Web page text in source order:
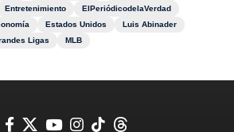
Entretenimiento
ElPeriódicodelaVerdad
Estados Unidos
Luis Abinader
Ligas MLB